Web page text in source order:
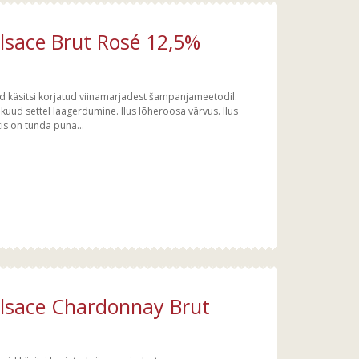
Brut Rosé 12,5%
käsitsi korjatud viinamarjadest šampanjameetodil.
settel laagerdumine. Ilus lõheroosa värvus. Ilus
on tunda puna...
Chardonnay Brut